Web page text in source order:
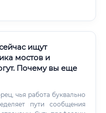
ищут
мостов и
Почему вы еще
чья работа буквально
пути сообщения